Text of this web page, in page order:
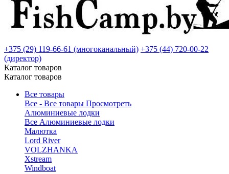
+375 (29) 119-66-61 (многоканальный) +375 (44) 720-00-22
(директор)
Каталог товаров
Каталог товаров
Все товары
Все - Все товары Просмотреть
Алюминиевые лодки
Все Алюминиевые лодки
Малютка
Lord River
VOLZHANKA
Xstream
Windboat